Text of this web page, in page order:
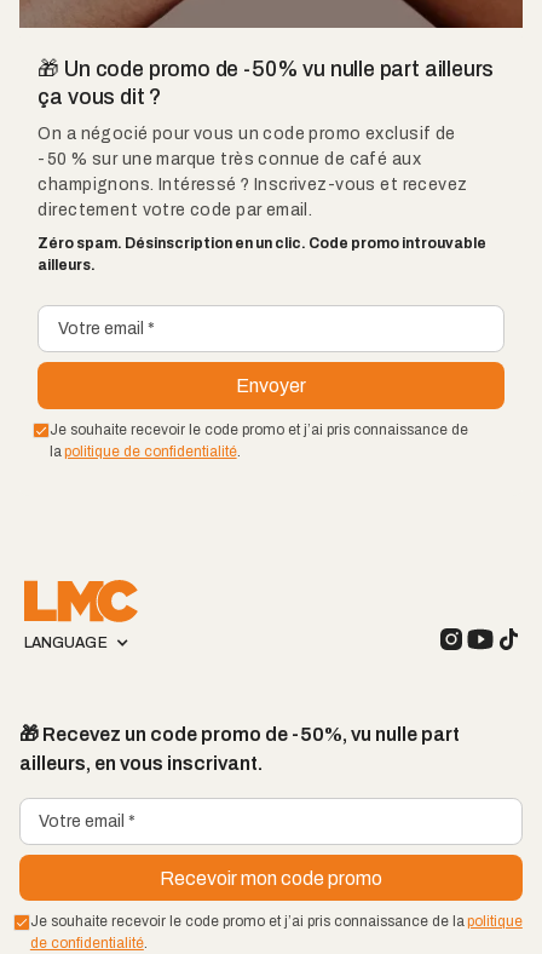
🎁 Un code promo de -50% vu nulle part ailleurs
ça vous dit ?
On a négocié pour vous un code promo exclusif de
-50 % sur une marque très connue de café aux
champignons. Intéressé ? Inscrivez-vous et recevez
directement votre code par email.
Zéro spam. Désinscription en un clic. Code promo introuvable
ailleurs.
Je souhaite recevoir le code promo et j’ai pris connaissance de
la politique de confidentialité.
LANGUAGE
🎁 Recevez un code promo de -50%, vu nulle part
ailleurs, en vous inscrivant.
Je souhaite recevoir le code promo et j’ai pris connaissance de lapolitique
de confidentialité.